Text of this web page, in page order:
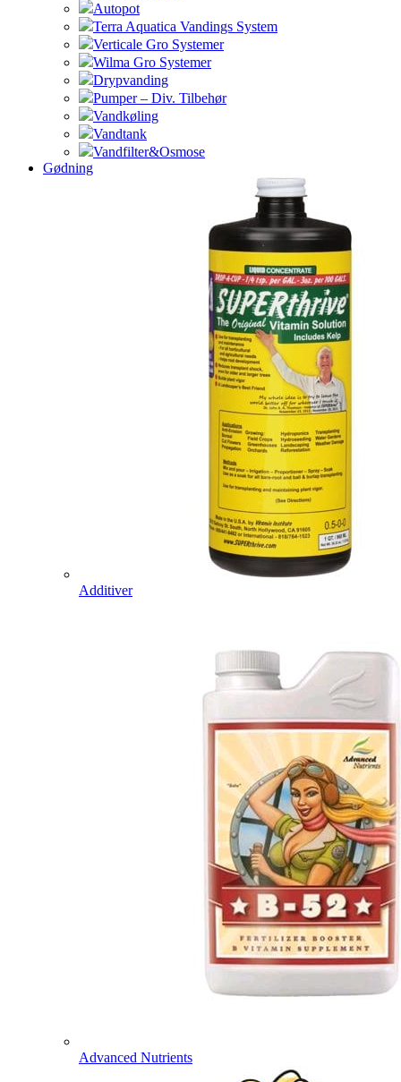
Autopot
Terra Aquatica Vandings System
Verticale Gro Systemer
Wilma Gro Systemer
Drypvanding
Pumper – Div. Tilbehør
Vandkøling
Vandtank
Vandfilter&Osmose
Gødning
Additiver
Advanced Nutrients